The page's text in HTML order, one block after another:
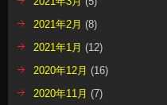
2021年2月 (8)
2021年1月 (12)
2020年12月 (16)
2020年11月 (7)